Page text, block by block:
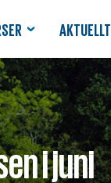
AKTUELLT
i juni